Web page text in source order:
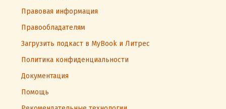
Правовая информация
Правообладателям
Загрузить подкаст в MyBook и Литрес
Политика конфиденциальности
Документация
Помощь